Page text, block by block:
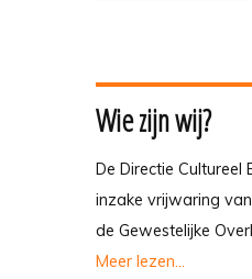
Wie zijn wij?
De Directie
inzake vrijwaring
de Gewestelijke
Meer lezen...